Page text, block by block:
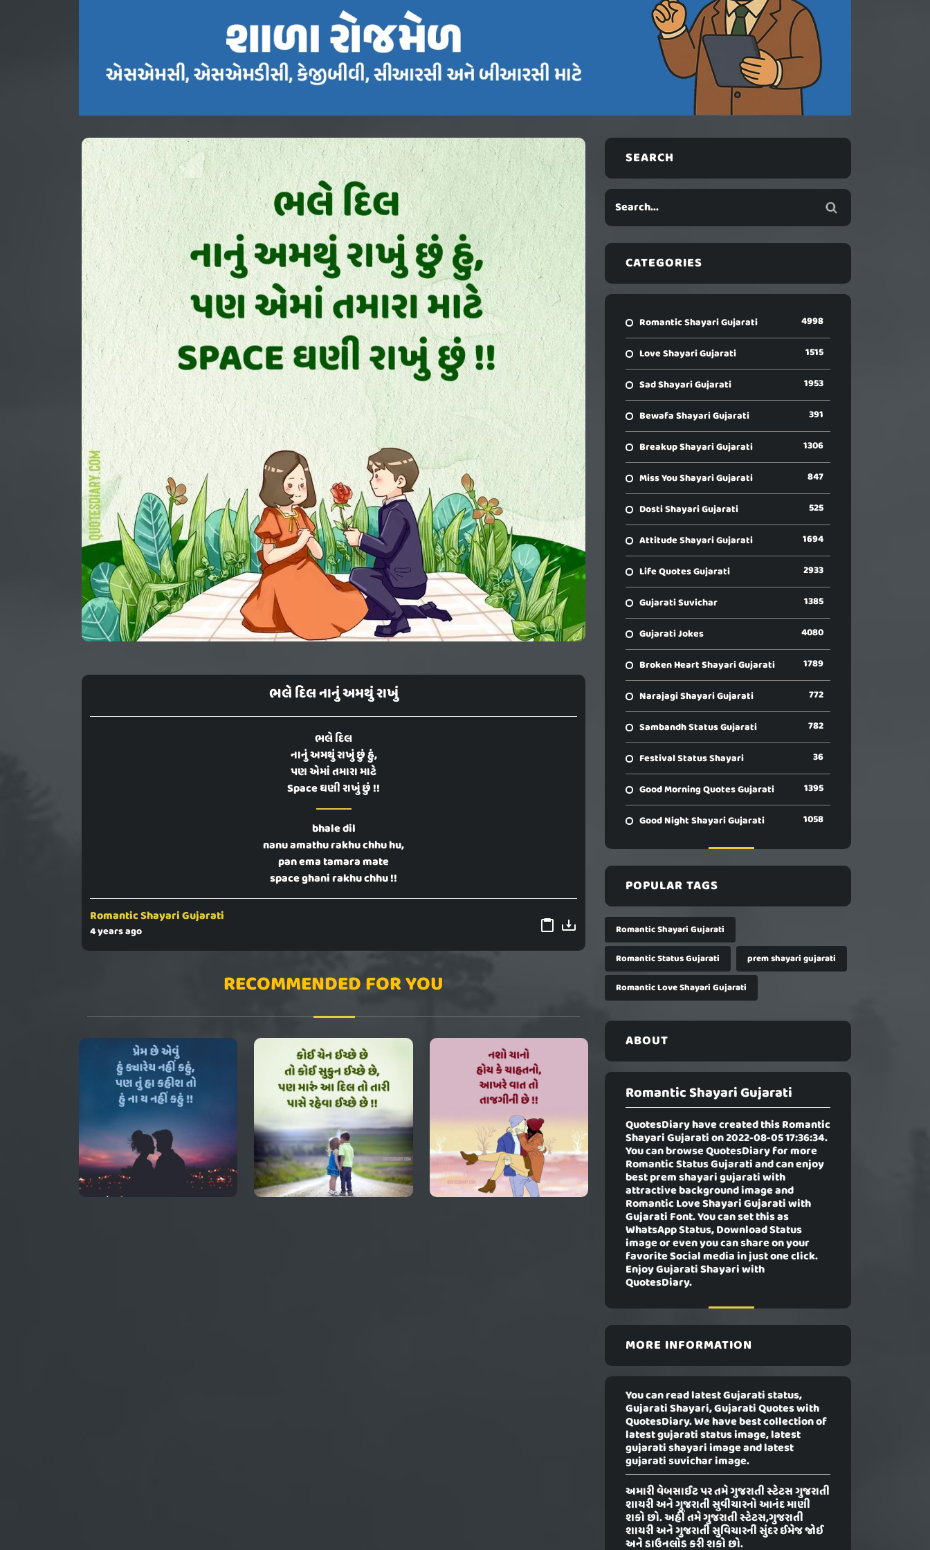
ભલે દિલ નાનું અમથું રાખું
ભલે દિલ
નાનું અમથું રાખું છું હું,
પણ એમાં તમારા માટે
Space ઘણી રાખું છું !!
bhale dil
nanu amathu rakhu chhu hu,
pan ema tamara mate
space ghani rakhu chhu !!
Romantic Shayari Gujarati
4 years ago
RECOMMENDED FOR YOU
SEARCH
CATEGORIES
Romantic Shayari Gujarati 4998
Love Shayari Gujarati 1515
Sad Shayari Gujarati 1953
Bewafa Shayari Gujarati 391
Breakup Shayari Gujarati 1306
Miss You Shayari Gujarati 847
Dosti Shayari Gujarati 525
Attitude Shayari Gujarati 1694
Life Quotes Gujarati 2933
Gujarati Suvichar 1385
Gujarati Jokes 4080
Broken Heart Shayari Gujarati 1789
Narajagi Shayari Gujarati 772
Sambandh Status Gujarati 782
Festival Status Shayari 36
Good Morning Quotes Gujarati 1395
Good Night Shayari Gujarati 1058
POPULAR TAGS
Romantic Shayari Gujarati
Romantic Status Gujarati
prem shayari gujarati
Romantic Love Shayari Gujarati
ABOUT
Romantic Shayari Gujarati
QuotesDiary have created thisRomantic
Shayari Gujaration 2022-08-05 17:36:34.
You can browse QuotesDiary for more
Romantic Status Gujarati and can enjoy
best prem shayari gujarati with
attractive background image and
Romantic Love Shayari Gujarati with
Gujarati Font. You can set this as
WhatsApp Status, Download Status
image or even you can share on your
favorite Social media in just one click.
Enjoy Gujarati Shayari with
QuotesDiary.
MORE INFORMATION
You can read latest Gujarati status,
Gujarati Shayari, Gujarati Quotes with
QuotesDiary. We have best collection of
latest gujarati status image, latest
gujarati shayari image and latest
gujarati suvichar image.
અમારી વેબસાઈટ પર તમે ગુજરાતી સ્ટેટસ ગુજરાતી
શાયરી અને ગુજરાતી સુવીચારનો આનંદ માણી
શકો છો. અહીં તમે ગુજરાતી સ્ટેટસ,ગુજરાતી
શાયરી અને ગુજરાતી સુવિચારની સુંદર ઈમેજ જોઈ
અને ડાઉનલોડ કરી શકો છો.